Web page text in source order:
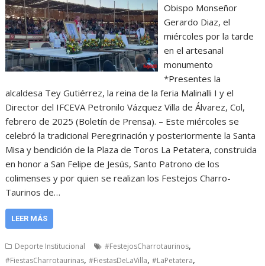
Obispo Monseñor
Gerardo Diaz, el
miércoles por la tarde
en el artesanal
monumento
*Presentes la
alcaldesa Tey Gutiérrez, la reina de la feria Malinalli I y el
Director del IFCEVA Petronilo Vázquez Villa de Álvarez, Col,
febrero de 2025 (Boletín de Prensa). – Este miércoles se
celebró la tradicional Peregrinación y posteriormente la Santa
Misa y bendición de la Plaza de Toros La Petatera, construida
en honor a San Felipe de Jesús, Santo Patrono de los
colimenses y por quien se realizan los Festejos Charro-
Taurinos de…
LEER MÁS
Deporte Institucional #FestejosCharrotaurinos,
#FiestasCharrotaurinas,#FiestasDeLaVilla,#LaPetatera,